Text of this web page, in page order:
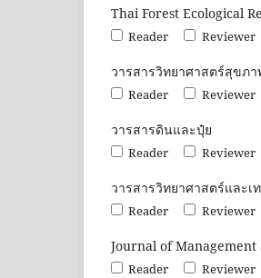
Thai Forest Ecological
Reader Reviewer
วารสารวิทยาศาสตร์สุขภ
Reader Reviewer
วารสารดินและปุ๋ย
Reader Reviewer
วารสารวิทยาศาสตร์และ
Reader Reviewer
Journal of Management
Reader Reviewer